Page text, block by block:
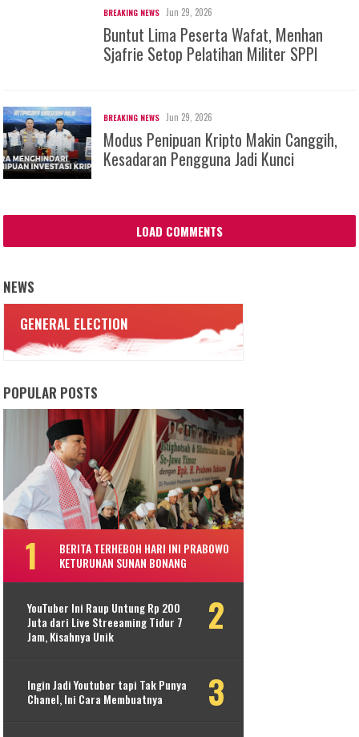
BREAKING NEWS Jun 29, 2026
Buntut Lima Peserta Wafat, Menhan
Sjafrie Setop Pelatihan Militer SPPI
BREAKING NEWS Jun 29, 2026
Modus Penipuan Kripto Makin Canggih,
Kesadaran Pengguna Jadi Kunci
LOAD COMMENTS
NEWS
GENERAL ELECTION
POPULAR POSTS
BERITA TERHEBOH HARI INI PRABOWO
KETURUNAN SUNAN BONANG
YouTuber Ini Raup Untung Rp 200
Juta dari Live Streeaming Tidur 7
Jam, Kisahnya Unik
Ingin Jadi Youtuber tapi Tak Punya
Chanel, Ini Cara Membuatnya